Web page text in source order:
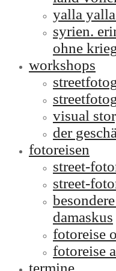
yalla
syrien.
ohne
workshops
visual
der
fotoreisen
street-
street-
damaskus
fotoreise
fotoreise
termine